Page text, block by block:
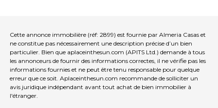
Cette annonce immobilière (réf: 2899) est fournie par Almeria Casas et
ne constitue pas nécessairement une description précise d’un bien
particulier. Bien que aplaceinthesun.com (APITS Ltd.) demande à tous
les annonceurs de fournir des informations correctes, il ne vérifie pas les
informations fournies et ne peut être tenu responsable pour quelque
erreur que ce soit. Aplaceinthesun.com recommande de solliciter un
avis juridique indépendant avant tout achat de bien immobilier à
l'étranger.